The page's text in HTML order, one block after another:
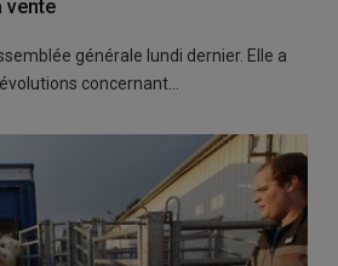
vente
générale lundi dernier. Elle a
concernant…